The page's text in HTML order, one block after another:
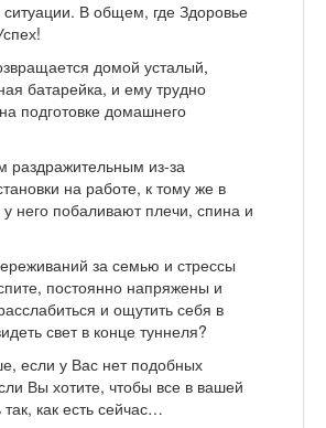
ситуации. В общем, где Здоровье
домой усталый,
батарейка, и ему трудно
подготовке домашнего
раздражительным из-за
на работе, к тому же в
него побаливают плечи, спина и
за семью и стрессы
постоянно напряжены и
и ощутить себя в
свет в конце туннеля?
если у Вас нет подобных
Вы хотите, чтобы все в вашей
как есть сейчас…